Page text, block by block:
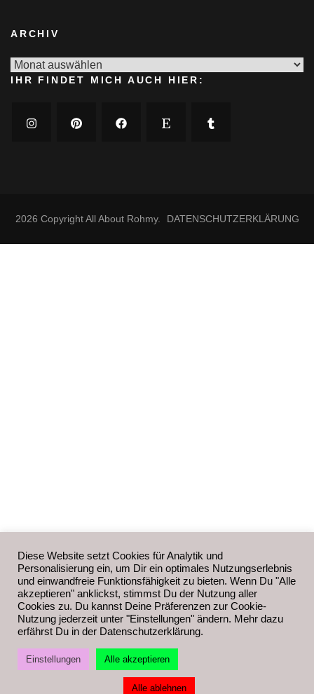
ARCHIV
Archiv
IHR FINDET MICH AUCH HIER:
2026 CopyrightAll About Rohmy. DATENSCHUTZERKLÄRUNG
Diese Website setzt Cookies für Analytik und
Personalisierung ein, um Dir ein optimales Nutzungserlebnis
und einwandfreie Funktionsfähigkeit zu bieten. Wenn Du "Alle
akzeptieren" anklickst, stimmst Du der Nutzung aller
Cookies zu. Du kannst Deine Präferenzen zur Cookie-
Nutzung jederzeit unter "Einstellungen" ändern. Mehr dazu
erfährst Du in der Datenschutzerklärung.
Einstellungen Alle akzeptieren
Alle ablehnen